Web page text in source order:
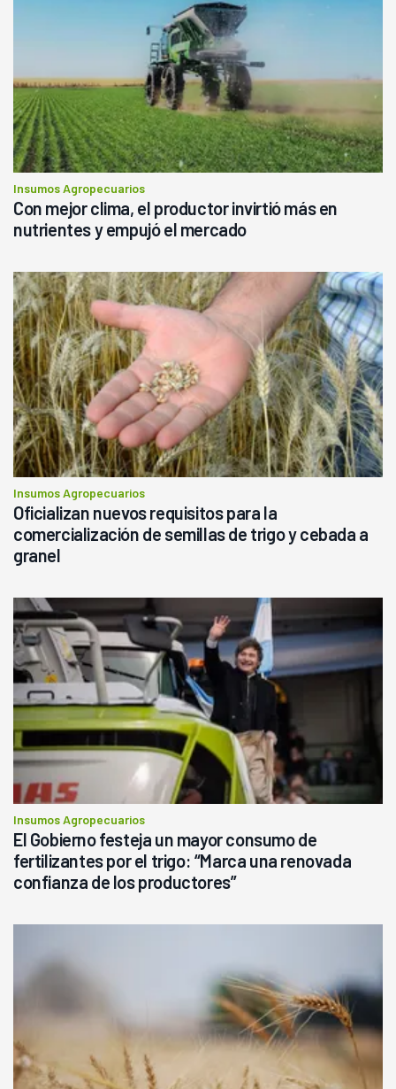
Insumos Agropecuarios
Con mejor clima, el productor invirtió más en
nutrientes y empujó el mercado
Insumos Agropecuarios
Oficializan nuevos requisitos para la
comercialización de semillas de trigo y cebada a
granel
Insumos Agropecuarios
El Gobierno festeja un mayor consumo de
fertilizantes por el trigo: “Marca una renovada
confianza de los productores”